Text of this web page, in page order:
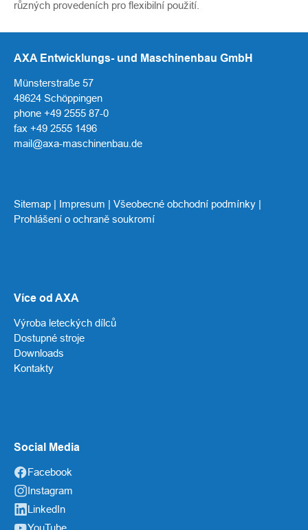
různých provedeních pro flexibilní použití.
AXA Entwicklungs- und Maschinenbau GmbH
Münsterstraße 57
48624 Schöppingen
phone +49 2555 87-0
fax +49 2555 1496
mail@axa-maschinenbau.de
Sitemap | Impresum | Všeobecné obchodní podmínky |
Prohlášení o ochraně soukromí
Více od AXA
Výroba leteckých dílců
Dostupné stroje
Downloads
Kontakty
Social Media
Facebook
Instagram
LinkedIn
YouTube